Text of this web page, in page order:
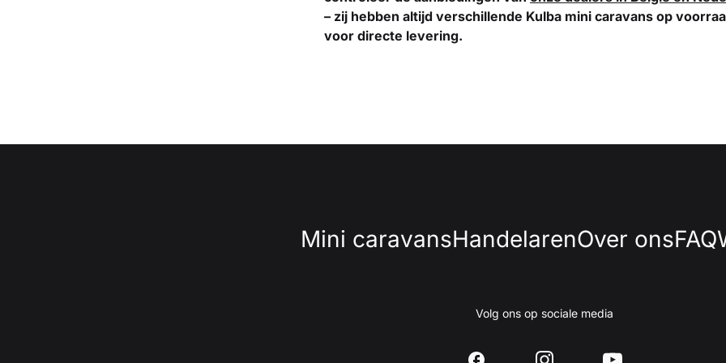
– zij hebben altijd verschillende Kulba mini caravans op
voor directe levering.
Mini caravansHandelarenOver onsFAQ
Volg ons op sociale media